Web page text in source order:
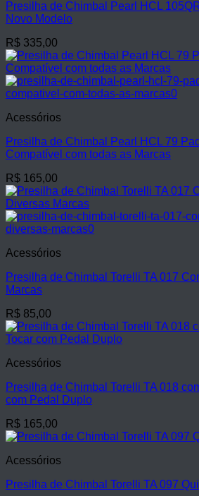
Presilha de Chimbal Pearl HCL
Novo Modelo
R$ 335,00
Acessórios
Presilha de Chimbal Pearl HCL 79
Compatível com todas as Marcas
R$ 165,00
Acessórios
Presilha de Chimbal Torelli TA 017
Marcas
R$ 85,00
Acessórios
Presilha de Chimbal Torelli TA 018
com Pedal Duplo
R$ 165,00
Acessórios
Presilha de Chimbal Torelli TA 097